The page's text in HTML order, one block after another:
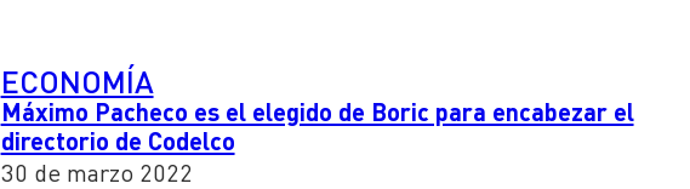
ECONOMÍA
Máximo Pacheco es el elegido de Boric para encabezar el
directorio de Codelco
30 de marzo 2022